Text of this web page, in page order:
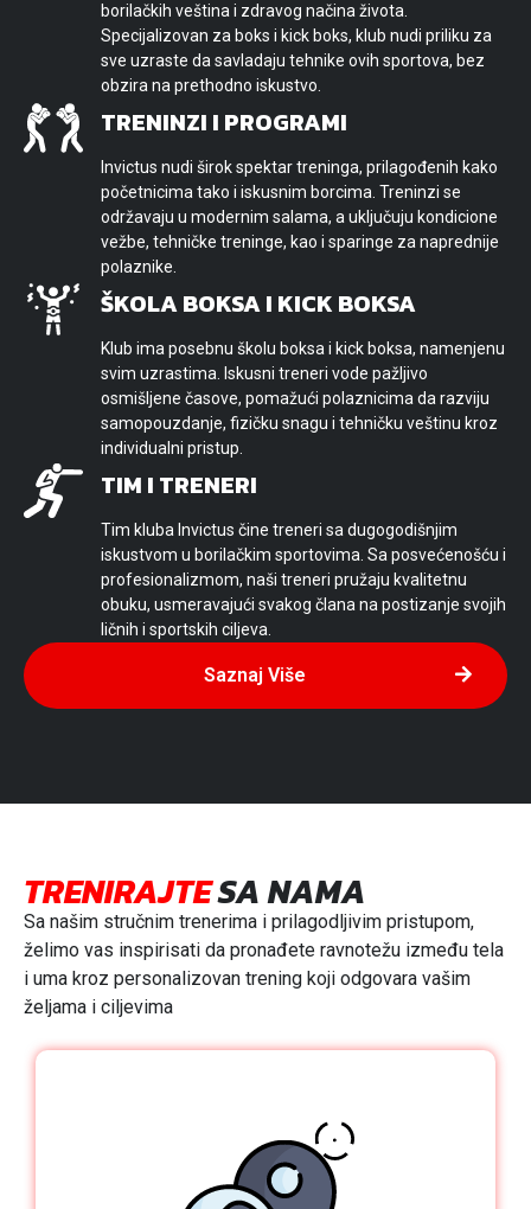
borilačkih veština i zdravog načina života.
Specijalizovan za boks i kick boks, klub nudi priliku za
sve uzraste da savladaju tehnike ovih sportova, bez
obzira na prethodno iskustvo.
TRENINZI I PROGRAMI
Invictus nudi širok spektar treninga, prilagođenih kako
početnicima tako i iskusnim borcima. Treninzi se
održavaju u modernim salama, a uključuju kondicione
vežbe, tehničke treninge, kao i sparinge za naprednije
polaznike.
ŠKOLA BOKSA I KICK BOKSA
Klub ima posebnu školu boksa i kick boksa, namenjenu
svim uzrastima. Iskusni treneri vode pažljivo
osmišljene časove, pomažući polaznicima da razviju
samopouzdanje, fizičku snagu i tehničku veštinu kroz
individualni pristup.
TIM I TRENERI
Tim kluba Invictus čine treneri sa dugogodišnjim
iskustvom u borilačkim sportovima. Sa posvećenošću i
profesionalizmom, naši treneri pružaju kvalitetnu
obuku, usmeravajući svakog člana na postizanje svojih
ličnih i sportskih ciljeva.
Saznaj Više
TRENIRAJTESA NAMA
Sa našim stručnim trenerima i prilagodljivim pristupom,
želimo vas inspirisati da pronađete ravnotežu između tela
i uma kroz personalizovan trening koji odgovara vašim
željama i ciljevima